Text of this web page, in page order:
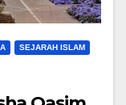
SEJARAH ISLAM